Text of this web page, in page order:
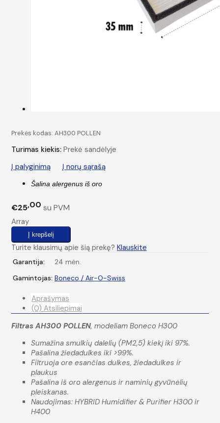
Prekės kodas: AH300 POLLEN
Turimas kiekis: Prekė sandėlyje
Į palyginimą
Į norų sąrašą
Šalina alergenus iš oro
€25 00 su PVM
Array
Turite klausimų apie šią prekę? Klauskite
Garantija:
24 mėn.
Gamintojas: Boneco / Air-O-Swiss
Aprašymas
(0) Atsiliepimai
Filtras AH300 POLLEN, modeliam Boneco H300
Sumažina smulkių dalelių (PM2,5) kiekį iki 97%.
Pašalina žiedadulkes iki >99%.
Filtruoja ore esančias dulkes, žiedadulkes ir
plaukus
Pašalina iš oro alergenus ir naminių gyvūnėlių
pleiskanas.
Naudojimas: HYBRID Humidifier & Purifier H300 ir
H400